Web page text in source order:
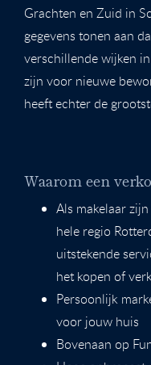
Grachten en Zuid in
gegevens tonen aan
verschillende wijken
zijn voor nieuwe
heeft echter de
Waarom een
Als makelaar
hele regio
uitstekende
het kopen of
Persoonlijk
voor jouw huis
Bovenaan op